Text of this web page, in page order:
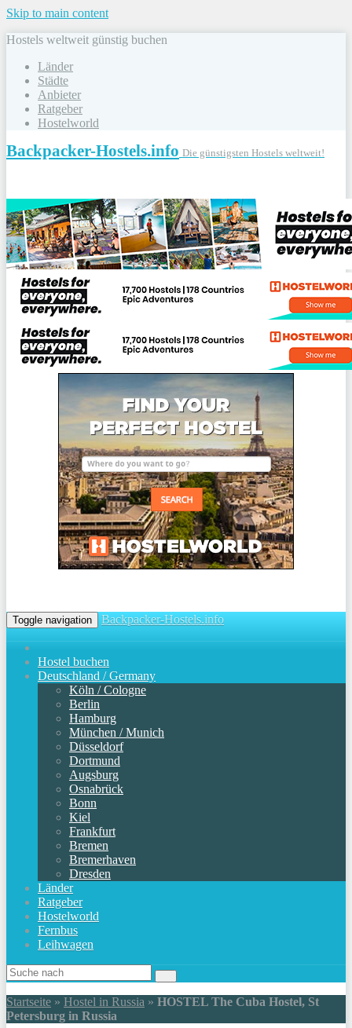
Skip to main content
Hostels weltweit günstig buchen
Länder
Städte
Anbieter
Ratgeber
Hostelworld
Backpacker-Hostels.info Die günstigsten Hostels weltweit!
Toggle navigation Backpacker-Hostels.info
Hostel buchen
Deutschland / Germany
Köln / Cologne
Berlin
Hamburg
München / Munich
Düsseldorf
Dortmund
Augsburg
Osnabrück
Bonn
Kiel
Frankfurt
Bremen
Bremerhaven
Dresden
Länder
Ratgeber
Hostelworld
Fernbus
Leihwagen
Startseite » Hostel in Russia » HOSTEL The Cuba Hostel, St
Petersburg in Russia